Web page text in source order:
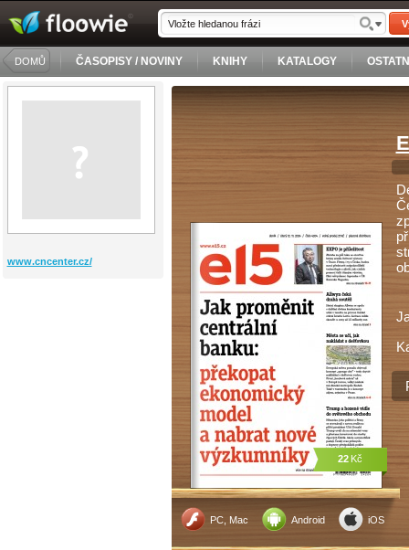
DOMŮ ČASOPISY / NOVINY KNIHY KATALOGY
www.cncenter.cz/
PC, Mac Android iOS
22 Kč